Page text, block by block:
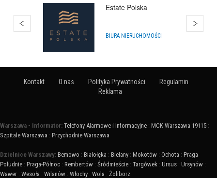
Bańki Mydlane Gdańsk
ARTYKUŁY NA IMPREZY
Kontakt O nas Polityka Prywatności
Regulamin
Reklama
Warszawa - Informator: Telefony Alarmowe i Informacyjne : MCK Warszawa 19115 :
Szpitale Warszawa : Przychodnie Warszawa
Dzielnice Warszawy: Bemowo : Białołęka : Bielany : Mokotów : Ochota : Praga-
Południe : Praga-Północ : Rembertów : Śródmieście : Targówek : Ursus : Ursynów :
Wawer : Wesoła : Wilanów : Włochy : Wola : Żoliborz